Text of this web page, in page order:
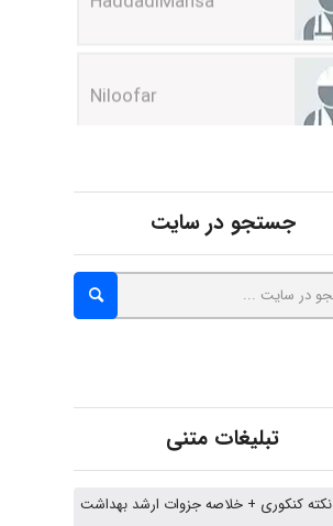
abolfazlkoshehe
abolfazlkoshehe
A.balandeh
جستجو در سایت
تبلیغات متنی
1000 نکته کنکوری + خلاصه جزوات ارشد بهداشت